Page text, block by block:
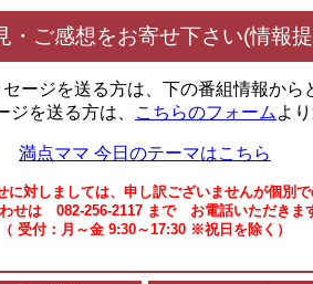
・ご感想をお寄せ下さい(情報
ージを送る方は、下の番組情報から
を送る方は、
こちらのフォーム よ
満点ママ 今日のテーマはこちら
対しましては、申し訳ございませんが個別で
せは 082-256-2117 まで お電話いただきま
（ 受付：月～金 9:30～17:30 ※祝日を除く）